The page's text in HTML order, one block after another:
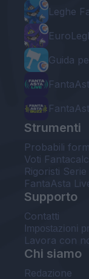
Leghe
Guida
Strumenti
Probabili
Voti
Rigoristi Serie
FantaAsta
Supporto
Contatti
Impostazioni
Lavora con
Chi siamo
Redazione